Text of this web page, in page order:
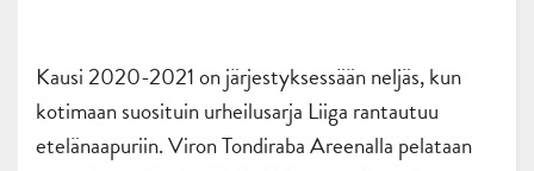
Kausi 2020-2021 on järjestyksessään neljäs, kun
kotimaan suosituin urheilusarja Liiga rantautuu
etelänaapuriin. Viron Tondiraba Areenalla pelataan